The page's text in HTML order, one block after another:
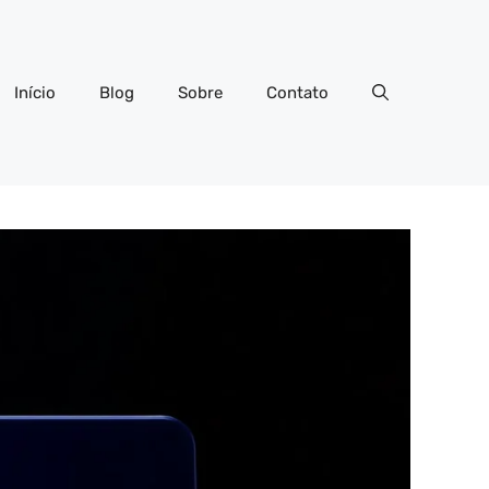
Início Blog Sobre Contato